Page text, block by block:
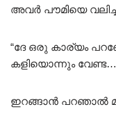
അവർ പൗമിയെ
“ദേ ഒരു കാര്യം
കളിയൊന്നും
ഇറങ്ങാൻ പറഞാൽ